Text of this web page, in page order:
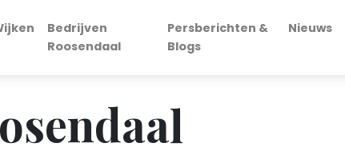
Bedrijven
Roosendaal
Persberichten &
Blogs
Nieuws